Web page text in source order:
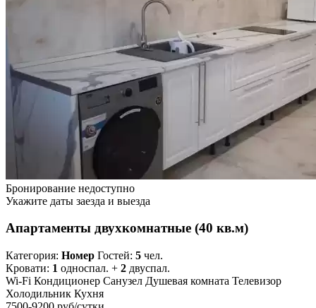
Бронирование недоступно
Укажите даты заезда и выезда
Апартаменты двухкомнатные (40 кв.м)
Категория: Номер Гостей: 5 чел.
Кровати: 1 односпал. + 2 двуспал.
Wi-Fi Кондиционер Санузел Душевая комната Телевизор
Холодильник Кухня